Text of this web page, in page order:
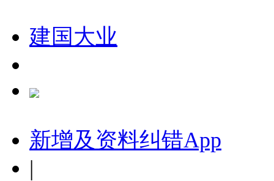
建国大业
新增及资料纠错App
|